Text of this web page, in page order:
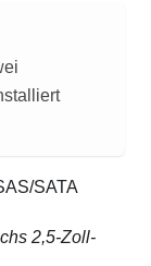
SATA
2,5-Zoll-